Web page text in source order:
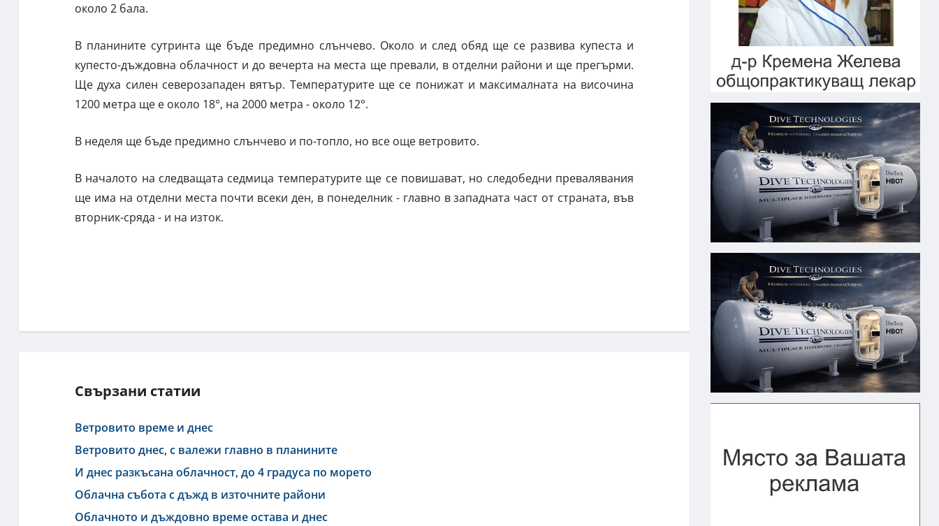
около 2 бала.
В планините сутринта ще бъде предимно слънчево. Около и след обяд ще се развива купеста и
купесто-дъждовна облачност и до вечерта на места ще превали, в отделни райони и ще прегърми.
Ще духа силен северозападен вятър. Температурите ще се понижат и максималната на височина
1200 метра ще е около 18°, на 2000 метра - около 12°.
В неделя ще бъде предимно слънчево и по-топло, но все още ветровито.
В началото на следващата седмица температурите ще се повишават, но следобедни превалявания
ще има на отделни места почти всеки ден, в понеделник - главно в западната част от страната, във
вторник-сряда - и на изток.
Свързани статии
Ветровито време и днес
Ветровито днес, с валежи главно в планините
И днес разкъсана облачност, до 4 градуса по морето
Облачна събота с дъжд в източните райони
Облачното и дъждовно време остава и днес